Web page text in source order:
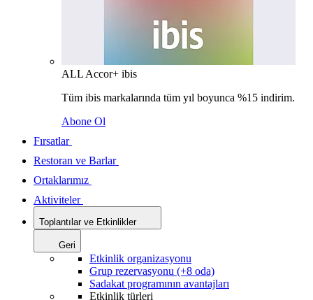
ALL Accor+ ibis
Tüm ibis markalarında tüm yıl boyunca %15 indirim.
Abone Ol
Fırsatlar
Restoran ve Barlar
Ortaklarımız
Aktiviteler
Toplantılar ve Etkinlikler
Geri
Etkinlik organizasyonu
Grup rezervasyonu (+8 oda)
Sadakat programının avantajları
Etkinlik türleri